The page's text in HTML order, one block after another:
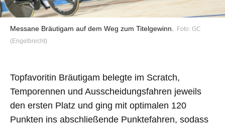
Messane Bräutigam auf dem Weg zum Titelgewinn.
Foto: GC
(Engelbrecht)
Topfavoritin Bräutigam belegte im Scratch,
Temporennen und Ausscheidungsfahren jeweils
den ersten Platz und ging mit optimalen 120
Punkten ins abschließende Punktefahren, sodass